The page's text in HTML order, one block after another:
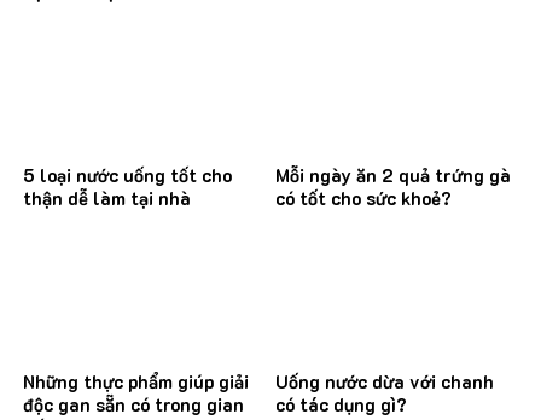
5 loại nước uống tốt cho
thận dễ làm tại nhà
Mỗi ngày ăn 2 quả trứng gà
có tốt cho sức khoẻ?
Những thực phẩm giúp giải
độc gan sẵn có trong gian
Uống nước dừa với chanh
có tác dụng gì?